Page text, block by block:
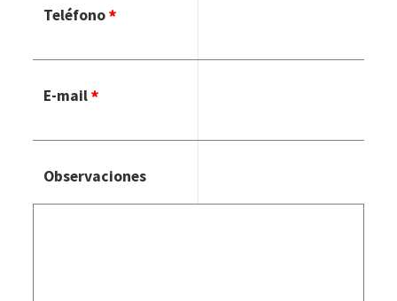
Teléfono
E-mail
Observaciones